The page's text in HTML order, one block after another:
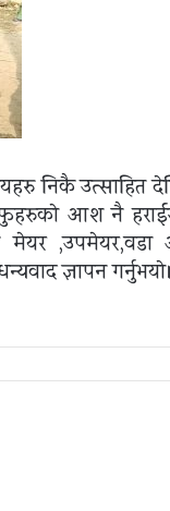
निकै उत्साहित
आश नै
मेयर ,उपमेयर,वडा
ज्ञापन